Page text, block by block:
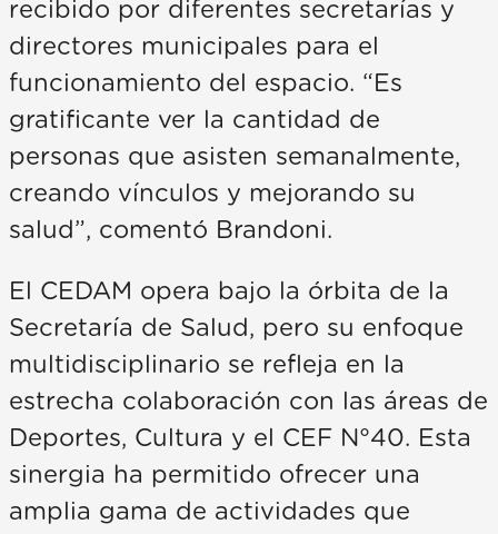
recibido por diferentes secretarías y
directores municipales para el
funcionamiento del espacio. “Es
gratificante ver la cantidad de
personas que asisten semanalmente,
creando vínculos y mejorando su
salud”, comentó Brandoni.
El CEDAM opera bajo la órbita de la
Secretaría de Salud, pero su enfoque
multidisciplinario se refleja en la
estrecha colaboración con las áreas de
Deportes, Cultura y el CEF N°40. Esta
sinergia ha permitido ofrecer una
amplia gama de actividades que